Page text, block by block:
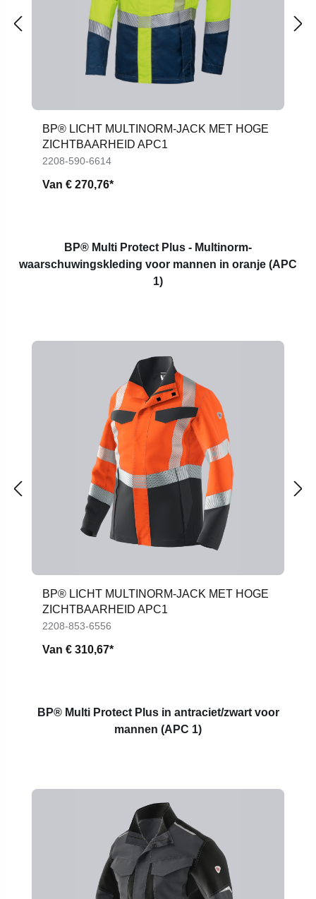
BP® LICHT MULTINORM-JACK MET HOGE
ZICHTBAARHEID APC1
2208-590-6614
Van € 270,76*
BP® Multi Protect Plus - Multinorm-
waarschuwingskleding voor mannen in oranje (APC
1)
BP® LICHT MULTINORM-JACK MET HOGE
ZICHTBAARHEID APC1
2208-853-6556
Van € 310,67*
BP® Multi Protect Plus in antraciet/zwart voor
mannen (APC 1)